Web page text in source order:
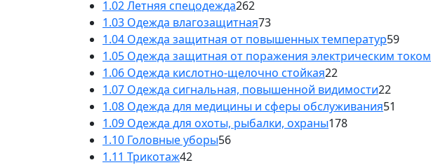
1.02 Летняя спецодежда262
1.03 Одежда влагозащитная73
1.04 Одежда защитная от повышенных температур59
1.05 Одежда защитная от поражения электрическим током
1.06 Одежда кислотно-щелочно стойкая22
1.07 Одежда сигнальная, повышенной видимости22
1.08 Одежда для медицины и сферы обслуживания51
1.09 Одежда для охоты, рыбалки, охраны178
1.10 Головные уборы56
1.11 Трикотаж42